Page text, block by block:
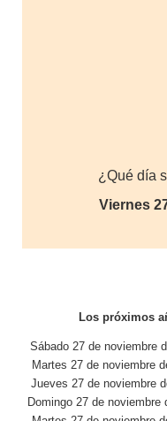
¿Qué día
Viernes
Los próximos
Sábado 27 de noviembre
Martes 27 de noviembre
Jueves 27 de noviembre
Domingo 27 de noviembre